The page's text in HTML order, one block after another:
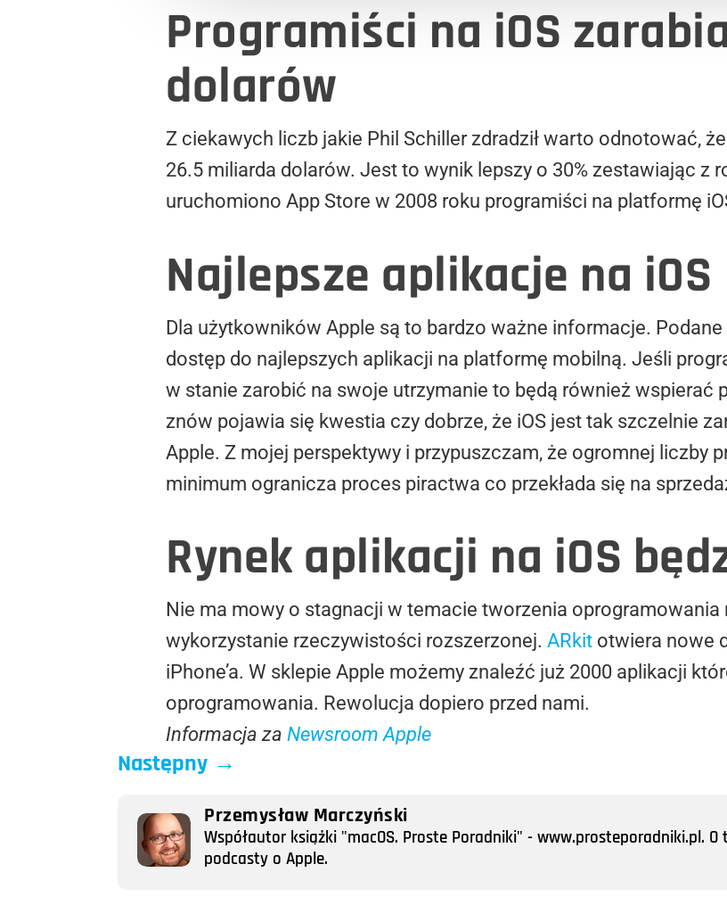
Programiści na iOS
dolarów
Z ciekawych liczb jakie Phil Schiller zdradził warto odnotować,
26.5 miliarda dolarów. Jest to wynik lepszy o 30% zestawiając z
uruchomiono App Store w 2008 roku programiści na platformę
Najlepsze aplikacje na iOS
Dla użytkowników Apple są to bardzo ważne informacje.
dostęp do najlepszych aplikacji na platformę mobilną. Jeśli
w stanie zarobić na swoje utrzymanie to będą również wspierać
znów pojawia się kwestia czy dobrze, że iOS jest tak szczelnie
Apple. Z mojej perspektywy i przypuszczam, że ogromnej liczby
minimum ogranicza proces piractwa co przekłada się na
Rynek aplikacji na iOS
Nie ma mowy o stagnacji w temacie tworzenia oprogramowania
wykorzystanie rzeczywistości rozszerzonej. ARkit otwiera nowe
iPhone’a. W sklepie Apple możemy znaleźć już 2000 aplikacji
oprogramowania. Rewolucja dopiero przed nami.
Informacja za Newsroom Apple
Następny →
Przemysław Marczyński
Współautor książki "macOS. Proste Poradniki" - www.prosteporadniki.pl.
podcasty o Apple.